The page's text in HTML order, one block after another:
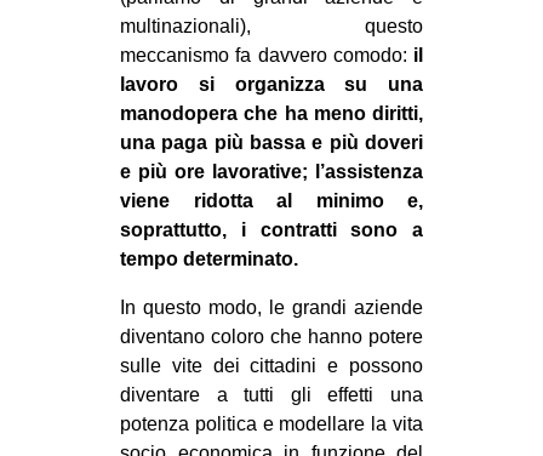
multinazionali), questo
meccanismo fa davvero comodo: il
lavoro si organizza su una
manodopera che ha meno diritti,
una paga più bassa e più doveri
e più ore lavorative; l’assistenza
viene ridotta al minimo e,
soprattutto, i contratti sono a
tempo determinato.
In questo modo, le grandi aziende
diventano coloro che hanno potere
sulle vite dei cittadini e possono
diventare a tutti gli effetti una
potenza politica e modellare la vita